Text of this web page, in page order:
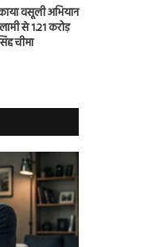
वसूली अभियान
से 1.21 करोड़
चीमा